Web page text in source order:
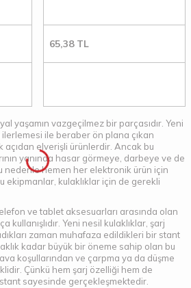
65,38TL
yaşamın vazgeçilmez bir parçasıdır. Yeni
ile beraber ön plana çıkan
açıdan elverişli ürünlerdir. Ancak bu
yanında hasar görmeye, darbeye ve de
nedenle hemen her elektronik ürün için
ekipmanlar, kulaklıklar için de gerekli
ve tablet aksesuarları arasında olan
kullanışlıdır. Yeni nesil kulaklıklar, şarj
zaman muhafaza edildikleri bir stant
kadar büyük bir öneme sahip olan bu
koşullarından ve çarpma ya da düşme
Çünkü hem şarj özelliği hem de
stant sayesinde gerçekleşmektedir.